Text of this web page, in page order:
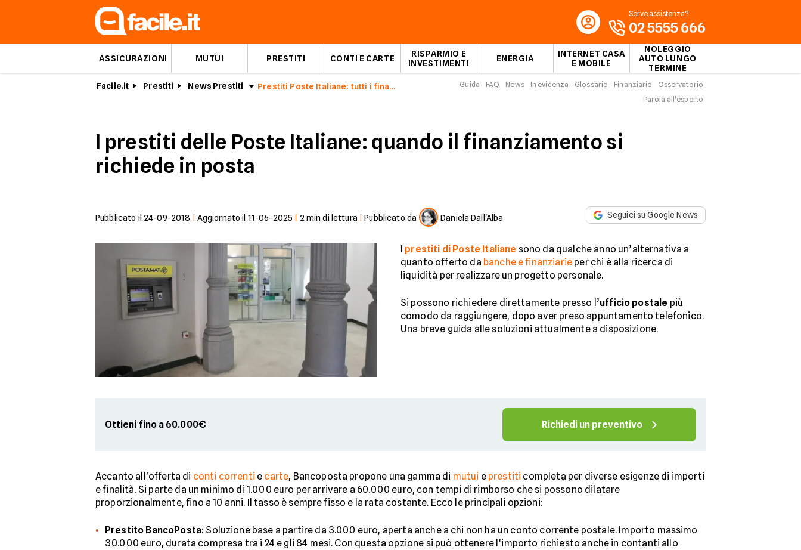
ASSICURAZIONI MUTUI PRESTITI CONTI E CARTE
RISPARMIO E
INVESTIMENTI
ENERGIA
INTERNET CASA
E MOBILE
NOLEGGIO
AUTO LUNGO
TERMINE
Serve assistenza?
02 5555 666
Facile.it Prestiti News Prestiti Prestiti Poste Italiane: tutti i finanziamenti Guida FAQ News In evidenza Glossario Finanziarie
Osservatorio
Parola all'esperto
I prestiti delle Poste Italiane: quando il finanziamento si
richiede in posta
Pubblicato il 24-09-2018 Aggiornato il 11-06-2025 2 min di lettura |Pubblicato da Daniela Dall'Alba Seguici su Google News
I prestiti di Poste Italiane sono da qualche anno un’alternativa a
quanto offerto da banche e finanziarie per chi è alla ricerca di
liquidità per realizzare un progetto personale.
Si possono richiedere direttamente presso l’ufficio postale più
comodo da raggiungere, dopo aver preso appuntamento telefonico.
Una breve guida alle soluzioni attualmente a disposizione.
Ottieni fino a 60.000€ Richiedi un preventivo
Accanto all'offerta di conti correnti e carte, Bancoposta propone una gamma di mutui e prestiti completa per diverse esigenze di importi
e finalità. Si parte da un minimo di 1.000 euro per arrivare a 60.000 euro, con tempi di rimborso che si possono dilatare
proporzionalmente, fino a 10 anni. Il tasso è sempre fisso e la rata costante. Ecco le principali opzioni:
Prestito BancoPosta: Soluzione base a partire da 3.000 euro, aperta anche a chi non ha un conto corrente postale. Importo massimo
30.000 euro, durata compresa tra i 24 e gli 84 mesi. Con questa opzione si può ottenere l’importo richiesto anche in contanti allo